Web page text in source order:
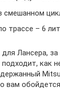
смешанном
трассе – 6
Лансера, за
как
вам